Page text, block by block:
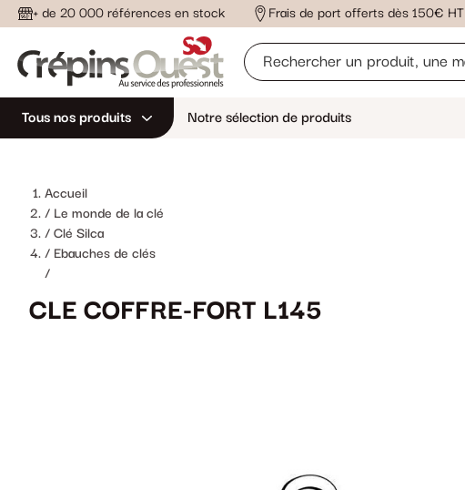
+ de 20 000 références en stock Frais de port offerts dès 150€ HT
Tous nos produits Notre sélection de produits
Accueil
Le monde de la clé
Clé Silca
Ebauches de clés
/
CLE COFFRE-FORT L145